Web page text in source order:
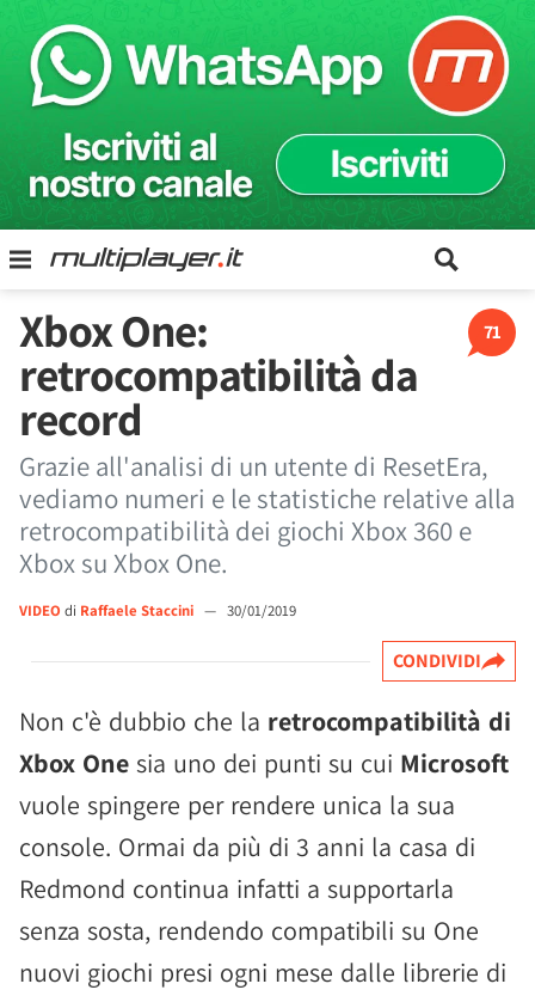
71
Xbox One:
retrocompatibilità da
record
Grazie all'analisi di un utente di ResetEra,
vediamo numeri e le statistiche relative alla
retrocompatibilità dei giochi Xbox 360 e
Xbox su Xbox One.
VIDEO di Raffaele Staccini — 30/01/2019
CONDIVIDI
Non c'è dubbio che la retrocompatibilità di
Xbox One sia uno dei punti su cui Microsoft
vuole spingere per rendere unica la sua
console. Ormai da più di 3 anni la casa di
Redmond continua infatti a supportarla
senza sosta, rendendo compatibili su One
nuovi giochi presi ogni mese dalle librerie di